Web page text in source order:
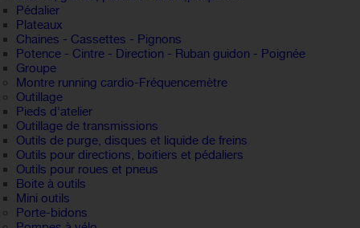
Pédalier
Plateaux
Chaines - Cassettes - Pignons
Potence - Cintre - Direction - Ruban guidon - Poignée
Groupe
Montre running cardio-Fréquencemètre
Outillage
Pieds d'atelier
Outillage de transmissions
Outils de purge, disques et liquide de freins
Outils pour directions, boitiers et pédaliers
Outils pour roues et pneus
Boite à outils
Mini outils
Porte-bidons